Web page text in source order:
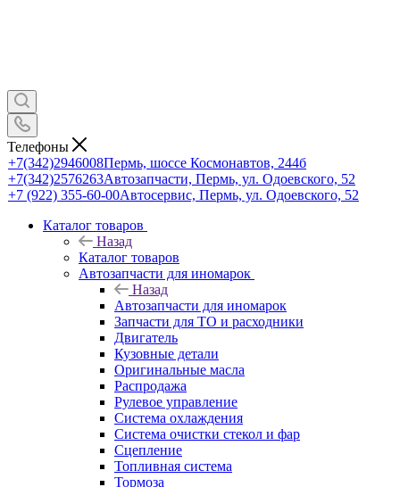
Телефоны
+7(342)2946008Пермь, шоссе Космонавтов, 244б
+7(342)2576263Автозапчасти, Пермь, ул. Одоевского, 52
+7 (922) 355-60-00Автосервис, Пермь, ул. Одоевского, 52
Каталог товаров
Назад
Каталог товаров
Автозапчасти для иномарок
Назад
Автозапчасти для иномарок
Запчасти для ТО и расходники
Двигатель
Кузовные детали
Оригинальные масла
Распродажа
Рулевое управление
Система охлаждения
Система очистки стекол и фар
Сцепление
Топливная система
Тормоза